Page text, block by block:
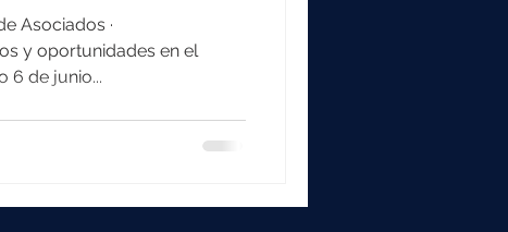
y oportunidades en el
6 de junio...